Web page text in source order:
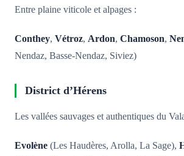
Entre plaine viticole et alpages :
Conthey, Vétroz, Ardon, Chamoson,
Nendaz, Basse-Nendaz, Siviez)
District d’Hérens
Les vallées sauvages et authentiques du
Evolène (Les Haudères, Arolla, La Sage),